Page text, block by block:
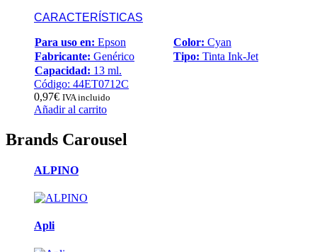
CARACTERÍSTICAS
Para uso en: Epson Color: Cyan
Fabricante: Genérico Tipo: Tinta Ink-Jet
Capacidad: 13 ml.
Código: 44ET0712C
0,97€ IVA incluido
Añadir al carrito
Brands Carousel
ALPINO
Apli